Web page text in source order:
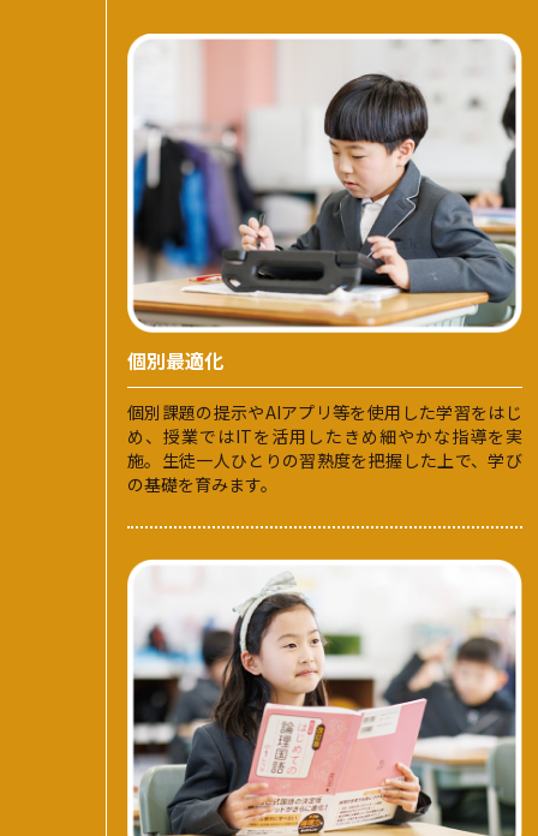
個別最適化
個別課題の提示やAIアプリ等を使用した学習をはじ
め、授業ではITを活用したきめ細やかな指導を実
施。生徒一人ひとりの習熟度を把握した上で、学び
の基礎を育みます。